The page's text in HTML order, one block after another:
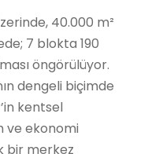
40.000 m²
7 blokta 190
öngörülüyor.
dengeli biçimde
kentsel
ve ekonomi
bir merkez